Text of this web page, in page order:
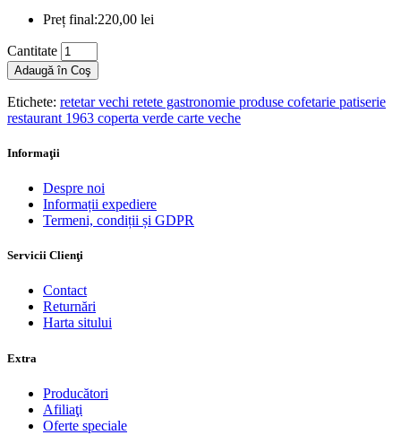
Preț final:220,00 lei
Cantitate
Adaugă în Coş
Etichete: retetar vechi retete gastronomie produse cofetarie patiserie
restaurant 1963 coperta verde carte veche
Informaţii
Despre noi
Informații expediere
Termeni, condiții și GDPR
Servicii Clienţi
Contact
Returnări
Harta sitului
Extra
Producători
Afiliaţi
Oferte speciale